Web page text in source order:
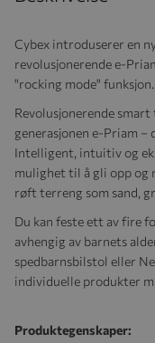
Cybex introduserer en
revolusjonerende e-
"rocking mode" funksjon.
Revolusjonerende
generasjonen e-Priam –
Intelligent, intuitiv og
mulighet til å gli opp og
røft terreng som sand,
Du kan feste ett av fire
avhengig av barnets
spedbarnsbilstol eller
individuelle produkter
Produktegenskaper: